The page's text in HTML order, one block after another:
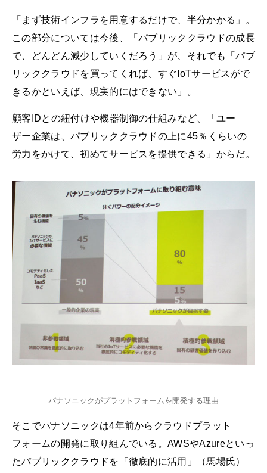
「まず技術インフラを用意するだけで、半分かかる」。
この部分については今後、「パブリッククラウドの成長
で、どんどん減少していくだろう」が、それでも「パブ
リッククラウドを買ってくれば、すぐIoTサービスがで
きるかといえば、現実的にはできない」。
顧客IDとの紐付けや機器制御の仕組みなど、「ユー
ザー企業は、パブリッククラウドの上に45％くらいの
労力をかけて、初めてサービスを提供できる」からだ。
パナソニックがプラットフォームを開発する理由
そこでパナソニックは4年前からクラウドプラット
フォームの開発に取り組んでいる。AWSやAzureといっ
たパブリッククラウドを「徹底的に活用」（馬場氏）